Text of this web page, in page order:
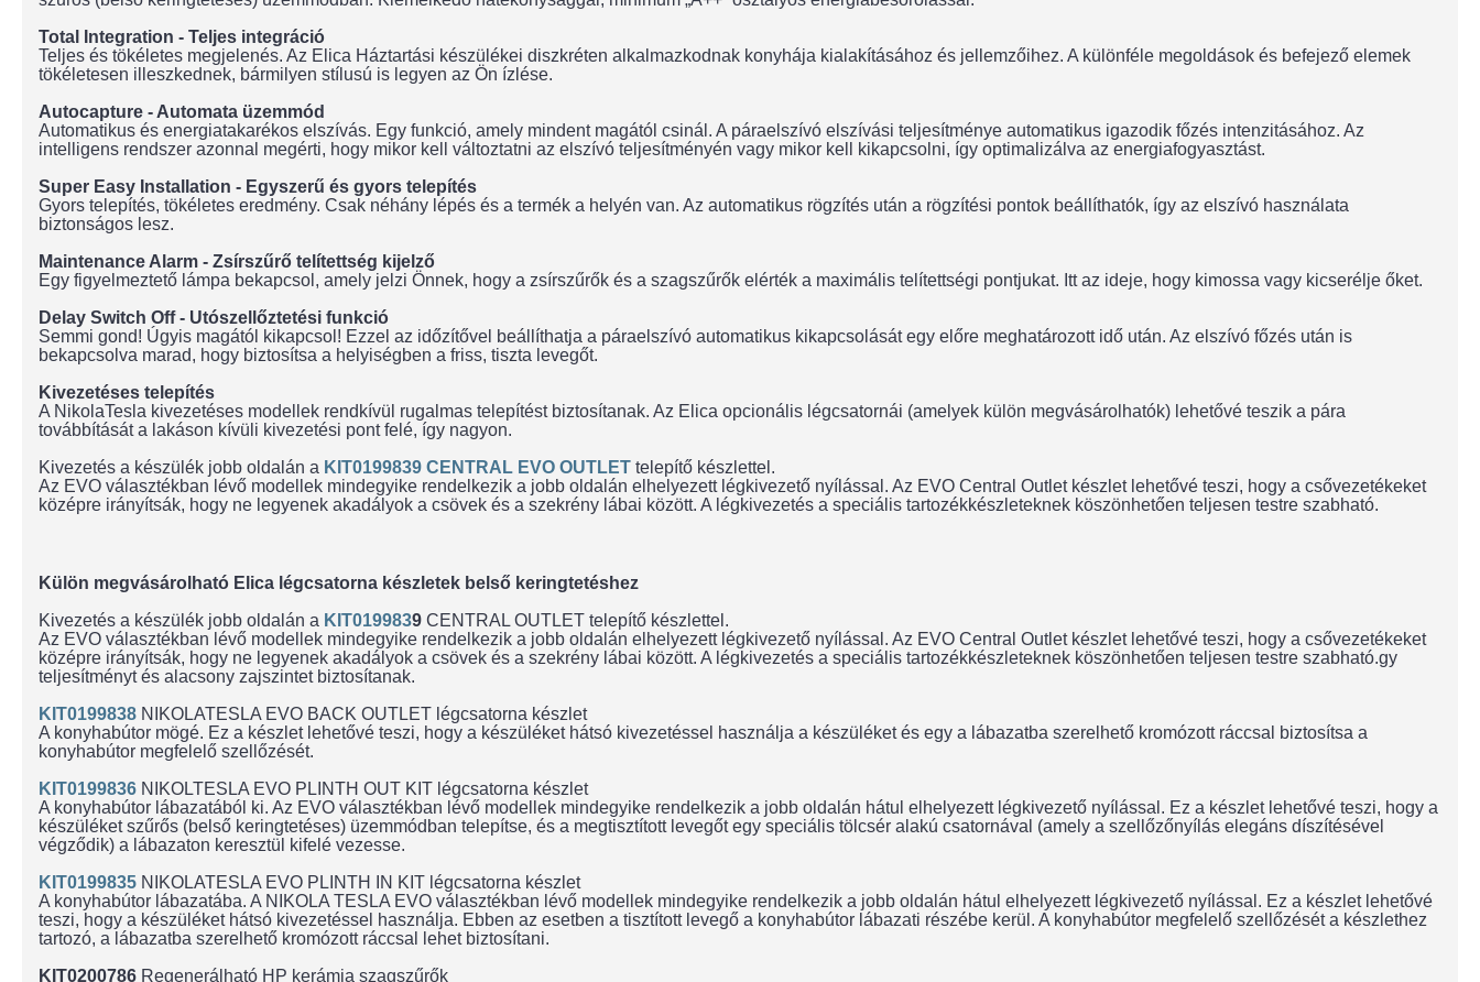
Total Integration - Teljes integráció
Teljes és tökéletes megjelenés. Az Elica Háztartási készülékei diszkréten alkalmazkodnak konyhája kialakításához és jellemzőihez. A különféle megoldások és befejező elemek
tökéletesen illeszkednek, bármilyen stílusú is legyen az Ön ízlése.
Autocapture - Automata üzemmód
Automatikus és energiatakarékos elszívás. Egy funkció, amely mindent magától csinál. A páraelszívó elszívási teljesítménye automatikus igazodik főzés intenzitásához. Az
intelligens rendszer azonnal megérti, hogy mikor kell változtatni az elszívó teljesítményén vagy mikor kell kikapcsolni, így optimalizálva az energiafogyasztást.
Super Easy Installation - Egyszerű és gyors telepítés
Gyors telepítés, tökéletes eredmény. Csak néhány lépés és a termék a helyén van. Az automatikus rögzítés után a rögzítési pontok beállíthatók, így az elszívó használata
biztonságos lesz.
Maintenance Alarm - Zsírszűrő telítettség kijelző
Egy figyelmeztető lámpa bekapcsol, amely jelzi Önnek, hogy a zsírszűrők és a szagszűrők elérték a maximális telítettségi pontjukat. Itt az ideje, hogy kimossa vagy kicserélje őket.
Delay Switch Off - Utószellőztetési funkció
Semmi gond! Úgyis magától kikapcsol! Ezzel az időzítővel beállíthatja a páraelszívó automatikus kikapcsolását egy előre meghatározott idő után. Az elszívó főzés után is
bekapcsolva marad, hogy biztosítsa a helyiségben a friss, tiszta levegőt.
Kivezetéses telepítés
A NikolaTesla kivezetéses modellek rendkívül rugalmas telepítést biztosítanak. Az Elica opcionális légcsatornái (amelyek külön megvásárolhatók) lehetővé teszik a pára
továbbítását a lakáson kívüli kivezetési pont felé, így nagyon.
Kivezetés a készülék jobb oldalán a KIT0199839 CENTRAL EVO OUTLET telepítő készlettel.
Az EVO választékban lévő modellek mindegyike rendelkezik a jobb oldalán elhelyezett légkivezető nyílással. Az EVO Central Outlet készlet lehetővé teszi, hogy a csővezetékeket
középre irányítsák, hogy ne legyenek akadályok a csövek és a szekrény lábai között. A légkivezetés a speciális tartozékkészleteknek köszönhetően teljesen testre szabható.
Külön megvásárolható Elica légcsatorna készletek belső keringtetéshez
Kivezetés a készülék jobb oldalán a KIT0199839 CENTRAL OUTLET telepítő készlettel.
Az EVO választékban lévő modellek mindegyike rendelkezik a jobb oldalán elhelyezett légkivezető nyílással. Az EVO Central Outlet készlet lehetővé teszi, hogy a csővezetékeket
középre irányítsák, hogy ne legyenek akadályok a csövek és a szekrény lábai között. A légkivezetés a speciális tartozékkészleteknek köszönhetően teljesen testre szabható.gy
teljesítményt és alacsony zajszintet biztosítanak.
KIT0199838 NIKOLATESLA EVO BACK OUTLET légcsatorna készlet
A konyhabútor mögé. Ez a készlet lehetővé teszi, hogy a készüléket hátsó kivezetéssel használja a készüléket és egy a lábazatba szerelhető kromózott ráccsal biztosítsa a
konyhabútor megfelelő szellőzését.
KIT0199836 NIKOLTESLA EVO PLINTH OUT KIT légcsatorna készlet
A konyhabútor lábazatából ki. Az EVO választékban lévő modellek mindegyike rendelkezik a jobb oldalán hátul elhelyezett légkivezető nyílással. Ez a készlet lehetővé teszi, hogy a
készüléket szűrős (belső keringtetéses) üzemmódban telepítse, és a megtisztított levegőt egy speciális tölcsér alakú csatornával (amely a szellőzőnyílás elegáns díszítésével
végződik) a lábazaton keresztül kifelé vezesse.
KIT0199835 NIKOLATESLA EVO PLINTH IN KIT légcsatorna készlet
A konyhabútor lábazatába. A NIKOLA TESLA EVO választékban lévő modellek mindegyike rendelkezik a jobb oldalán hátul elhelyezett légkivezető nyílással. Ez a készlet lehetővé
teszi, hogy a készüléket hátsó kivezetéssel használja. Ebben az esetben a tisztított levegő a konyhabútor lábazati részébe kerül. A konyhabútor megfelelő szellőzését a készlethez
tartozó, a lábazatba szerelhető kromózott ráccsal lehet biztosítani.
KIT0200786 Regenerálható HP kerámia szagszűrők